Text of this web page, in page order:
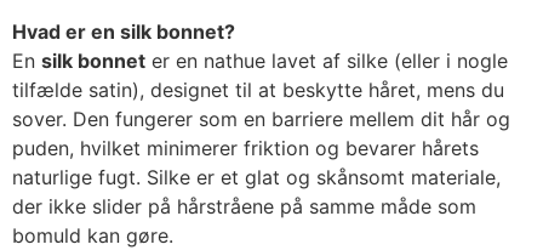
Hvad er en silk bonnet?
En silk bonnet er en nathue lavet af silke (eller i nogle
tilfælde satin), designet til at beskytte håret, mens du
sover. Den fungerer som en barriere mellem dit hår og
puden, hvilket minimerer friktion og bevarer hårets
naturlige fugt. Silke er et glat og skånsomt materiale,
der ikke slider på hårstråene på samme måde som
bomuld kan gøre.